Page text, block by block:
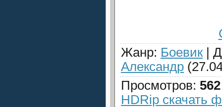
Жанр: Боевик |
Александр
Просмотров: 562
HDRip скачать